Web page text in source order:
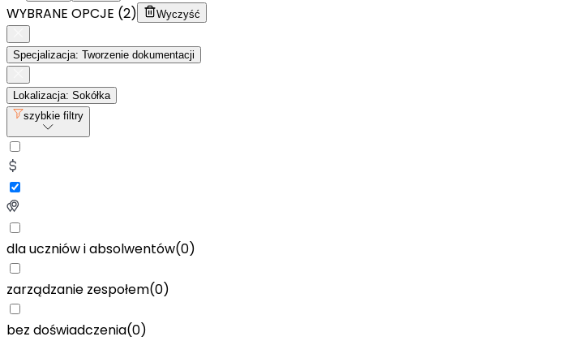
WYBRANE OPCJE (2) Wyczyść
Specjalizacja: Tworzenie dokumentacji
Lokalizacja: Sokółka
szybkie filtry
dla uczniów i absolwentów(0)
zarządzanie zespołem(0)
bez doświadczenia(0)